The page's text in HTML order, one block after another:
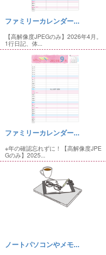
ファミリーカレンダー...
【高解像度JPEGのみ】2026年4月。
1行日記、体...
ファミリーカレンダー...
※年の確認忘れずに！【高解像度JPE
Gのみ】2025...
ノートパソコンやメモ...